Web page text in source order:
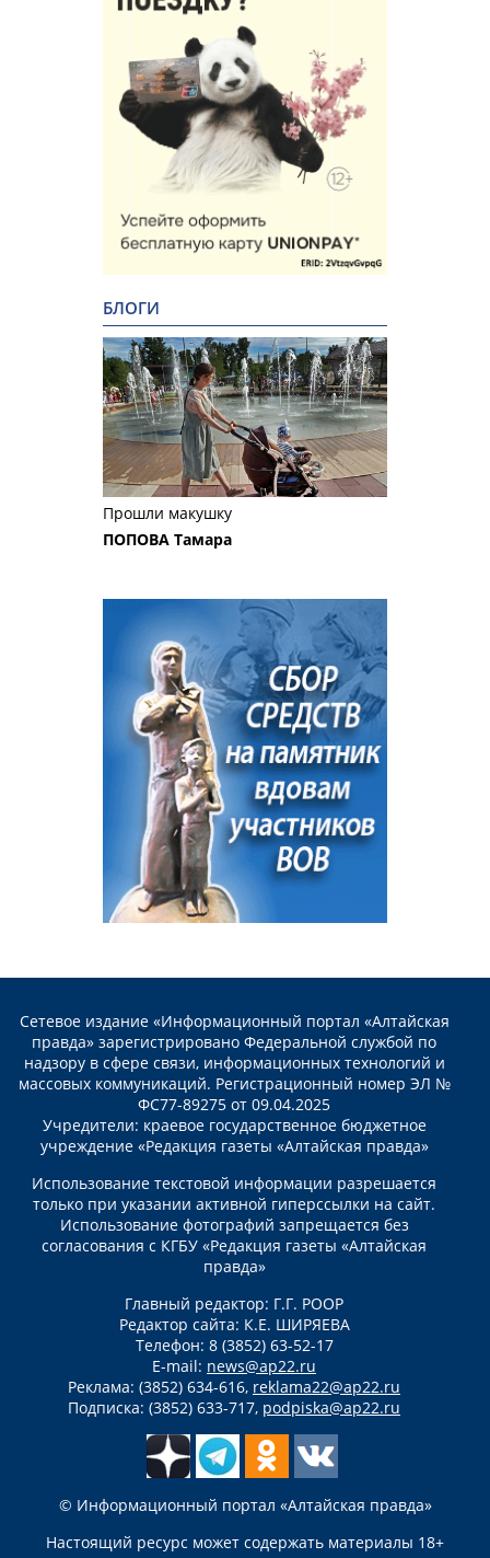
БЛОГИ
Прошли макушку
ПОПОВА Тамара
Сетевое издание «Информационный портал «Алтайская
правда» зарегистрировано Федеральной службой по
надзору в сфере связи, информационных технологий и
массовых коммуникаций. Регистрационный номер ЭЛ №
ФС77-89275 от 09.04.2025
Учредители: краевое государственное бюджетное
учреждение «Редакция газеты «Алтайская правда»
Использование текстовой информации разрешается
только при указании активной гиперссылки на сайт.
Использование фотографий запрещается без
согласования с КГБУ «Редакция газеты «Алтайская
правда»
Главный редактор: Г.Г. РООР
Редактор сайта: К.Е. ШИРЯЕВА
Телефон: 8 (3852) 63-52-17
E-mail: news@ap22.ru
Реклама: (3852) 634-616, reklama22@ap22.ru
Подписка: (3852) 633-717, podpiska@ap22.ru
© Информационный портал «Алтайская правда»
Настоящий ресурс может содержать материалы 18+